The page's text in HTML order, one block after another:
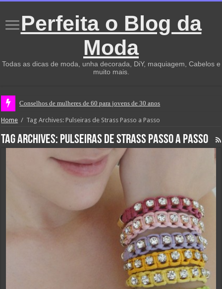
Perfeita o Blog da
Moda
Todas as dicas de moda, unha decorada, DiY, maquiagem, Cabelos e
muito mais.
Conselhos de mulheres de 60 para jovens de 30 anos
Home / Tag Archives: Pulseiras de Strass Passo a Passo
Tag Archives: Pulseiras de Strass Passo a Passo